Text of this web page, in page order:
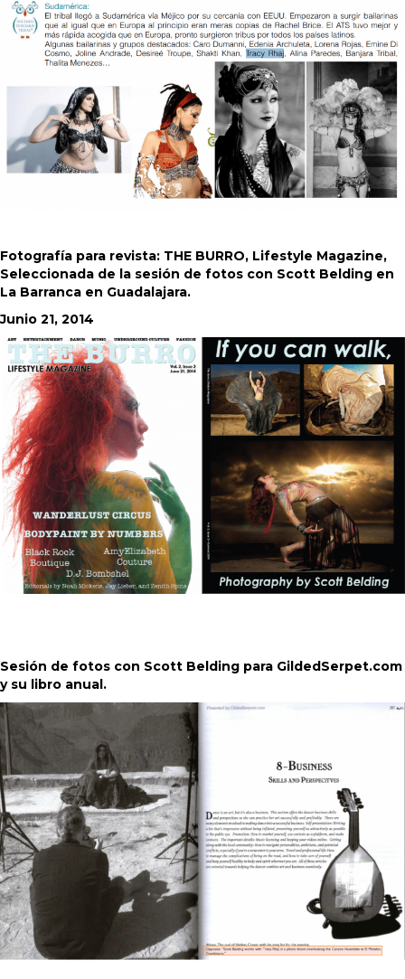
Fotografía para revista: THE BURRO, Lifestyle Magazine,
Seleccionada de la sesión de fotos con Scott Belding en
La Barranca en Guadalajara.
Junio 21, 2014
Sesión de fotos con Scott Belding para GildedSerpet.com
y su libro anual.